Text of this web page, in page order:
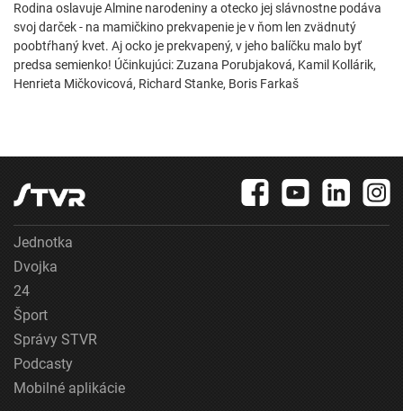
Rodina oslavuje Almine narodeniny a otecko jej slávnostne podáva
svoj darček - na mamičkino prekvapenie je v ňom len zvädnutý
poobtŕhaný kvet. Aj ocko je prekvapený, v jeho balíčku malo byť
predsa semienko! Účinkujúci: Zuzana Porubjaková, Kamil Kollárik,
Henrieta Mičkovicová, Richard Stanke, Boris Farkaš
Jednotka
Dvojka
24
Šport
Správy STVR
Podcasty
Mobilné aplikácie